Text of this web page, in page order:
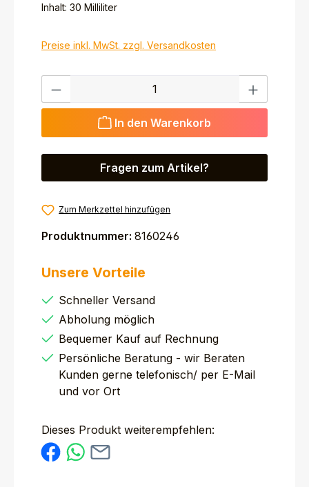
Inhalt: 30 Milliliter
Preise inkl. MwSt. zzgl. Versandkosten
Produkt Anzahl: Gib den gewünschten Wert ein
In den Warenkorb
Fragen zum Artikel?
Zum Merkzettel hinzufügen
Produktnummer: 8160246
Unsere Vorteile
Schneller Versand
Abholung möglich
Bequemer Kauf auf Rechnung
Persönliche Beratung - wir Beraten
Kunden gerne telefonisch/ per E-Mail
und vor Ort
Dieses Produkt weiterempfehlen: